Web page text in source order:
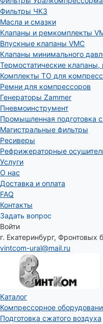
Фильтры ЧКЗ
Масла и смазки
Клапаны и ремкомплекты
Впускные клапаны VMC
Клапаны минимального
Термостатические
Комплекты ТО для
Ремни для компрессоров
Генераторы Zammer
Пневмоинструмент
Промышленная подготовка
Магистральные фильтры
Ресиверы
Рефрижераторные
Услуги
О нас
Доставка и оплата
FAQ
Контакты
Задать вопрос
Войти
г. Екатеринбург, Фронтовых
vintcom-ural@mail.ru
Каталог
Компрессорное
Подготовка сжатого воздуха